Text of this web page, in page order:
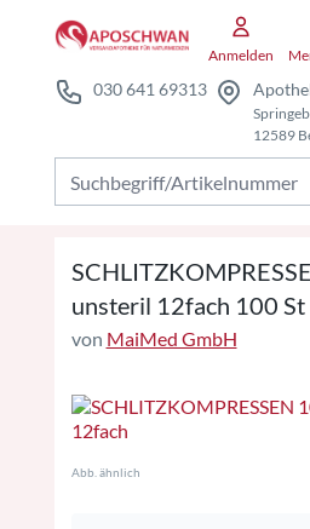
Anmelden
030 641 69313
12589
unsteril 12fach 100 St
von MaiMed GmbH
Abb. ähnlich